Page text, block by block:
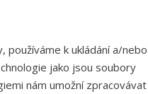
používáme k ukládání a/nebo
jako jsou soubory
nám umožní zpracovávat